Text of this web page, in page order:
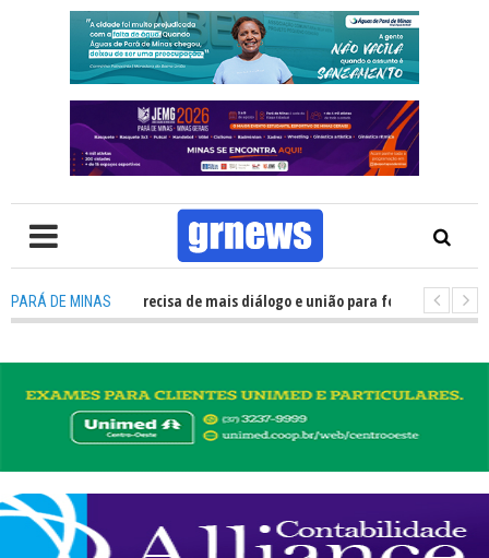
PARÁ DE MINAS
TV: Política precisa de mais diálogo e união para fortalecer Minas e